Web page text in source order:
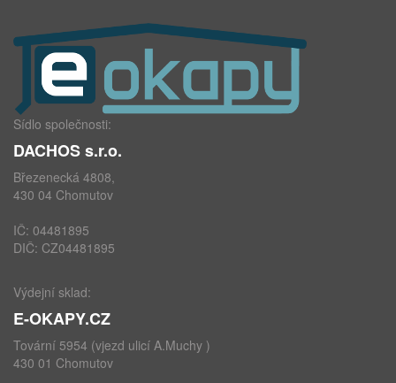
Sídlo společnosti:
DACHOS s.r.o.
Březenecká 4808,
430 04 Chomutov
IČ: 04481895
DIČ: CZ04481895
Výdejní sklad:
E-OKAPY.CZ
Tovární 5954 (vjezd ulicí A.Muchy )
430 01 Chomutov